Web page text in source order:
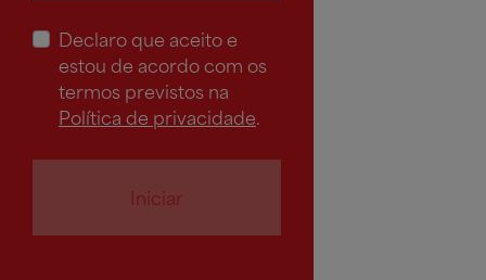
Declaro que aceito e
estou de acordo com os
termos previstos na
Política de privacidade.
Iniciar